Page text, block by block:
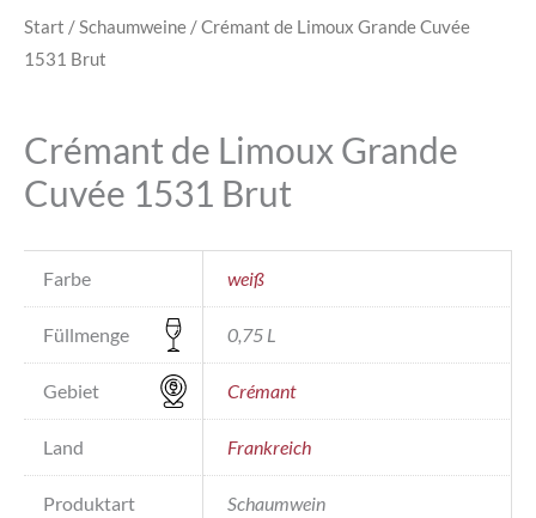
Start /Schaumweine / Crémant de Limoux Grande Cuvée
1531 Brut
Crémant de Limoux Grande
Cuvée 1531 Brut
Farbe weiß
Füllmenge 0,75 L
Gebiet Crémant
Land Frankreich
Produktart Schaumwein